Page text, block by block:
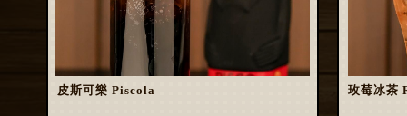
皮斯可樂 Piscola 玫莓冰茶